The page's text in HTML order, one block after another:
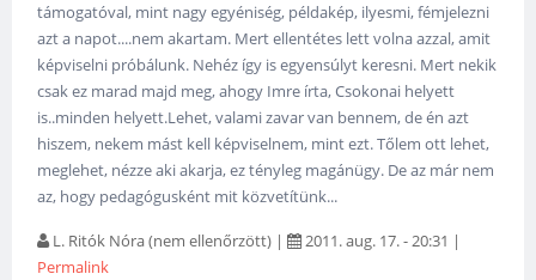
támogatóval, mint nagy egyéniség, példakép, ilyesmi, fémjelezni
azt a napot....nem akartam. Mert ellentétes lett volna azzal, amit
képviselni próbálunk. Nehéz így is egyensúlyt keresni. Mert nekik
csak ez marad majd meg, ahogy Imre írta, Csokonai helyett
is..minden helyett.Lehet, valami zavar van bennem, de én azt
hiszem, nekem mást kell képviselnem, mint ezt. Tőlem ott lehet,
meglehet, nézze aki akarja, ez tényleg magánügy. De az már nem
az, hogy pedagógusként mit közvetítünk...
L. Ritók Nóra (nem ellenőrzött) | 2011. aug. 17. - 20:31 |
Permalink